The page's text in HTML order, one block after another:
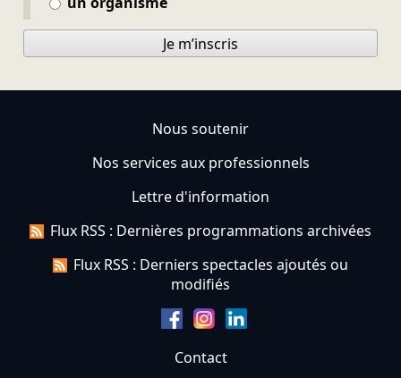
Je m’inscris
Nous soutenir
Nos services aux professionnels
Lettre d'information
Flux RSS : Dernières programmations archivées
Flux RSS : Derniers spectacles ajoutés ou
modifiés
Contact